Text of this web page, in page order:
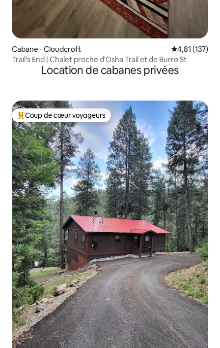
Cabane ⋅ Cloudcroft Évaluation
4,81 (137)
Trail's End | Chalet proche d'Osha Trail et de Burro St
Location de cabanes privées
Coups de cœur voyageurs les plus appréciés
Coup de cœur voyageurs